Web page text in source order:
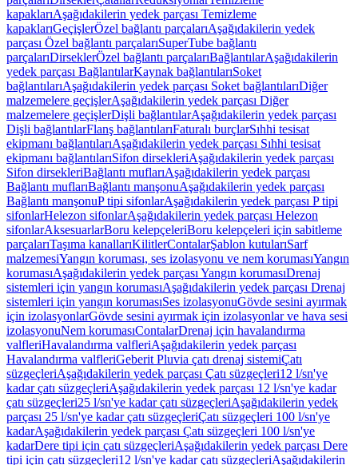
kapaklarıAşağıdakilerin yedek parçası Temizleme
kapaklarıGeçişlerÖzel bağlantı parçalarıAşağıdakilerin yedek
parçası Özel bağlantı parçalarıSuperTube bağlantı
parçalarıDirseklerÖzel bağlantı parçalarıBağlantılarAşağıdakilerin
yedek parçası BağlantılarKaynak bağlantılarıSoket
bağlantılarıAşağıdakilerin yedek parçası Soket bağlantılarıDiğer
malzemelere geçişlerAşağıdakilerin yedek parçası Diğer
malzemelere geçişlerDişli bağlantılarAşağıdakilerin yedek parçası
Dişli bağlantılarFlanş bağlantılarıFaturalı burçlarSıhhi tesisat
ekipmanı bağlantılarıAşağıdakilerin yedek parçası Sıhhi tesisat
ekipmanı bağlantılarıSifon dirsekleriAşağıdakilerin yedek parçası
Sifon dirsekleriBağlantı muflarıAşağıdakilerin yedek parçası
Bağlantı muflarıBağlantı manşonuAşağıdakilerin yedek parçası
Bağlantı manşonuP tipi sifonlarAşağıdakilerin yedek parçası P tipi
sifonlarHelezon sifonlarAşağıdakilerin yedek parçası Helezon
sifonlarAksesuarlarBoru kelepçeleriBoru kelepçeleri için sabitleme
parçalarıTaşıma kanallarıKilitlerContalarŞablon kutularıSarf
malzemesiYangın koruması, ses izolasyonu ve nem korumasıYangın
korumasıAşağıdakilerin yedek parçası Yangın korumasıDrenaj
sistemleri için yangın korumasıAşağıdakilerin yedek parçası Drenaj
sistemleri için yangın korumasıSes izolasyonuGövde sesini ayırmak
için izolasyonlarGövde sesini ayırmak için izolasyonlar ve hava sesi
izolasyonuNem korumasıContalarDrenaj için havalandırma
valfleriHavalandırma valfleriAşağıdakilerin yedek parçası
Havalandırma valfleriGeberit Pluvia çatı drenaj sistemiÇatı
süzgeçleriAşağıdakilerin yedek parçası Çatı süzgeçleri12 l/sn'ye
kadar çatı süzgeçleriAşağıdakilerin yedek parçası 12 l/sn'ye kadar
çatı süzgeçleri25 l/sn'ye kadar çatı süzgeçleriAşağıdakilerin yedek
parçası 25 l/sn'ye kadar çatı süzgeçleriÇatı süzgeçleri 100 l/sn'ye
kadarAşağıdakilerin yedek parçası Çatı süzgeçleri 100 l/sn'ye
kadarDere tipi için çatı süzgeçleriAşağıdakilerin yedek parçası Dere
tipi için çatı süzgeçleri12 l/sn'ye kadar çatı süzgeçleriAşağıdakilerin